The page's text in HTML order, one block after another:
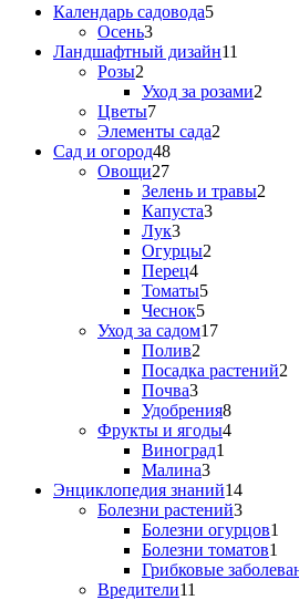
Календарь садовода5
Осень3
Ландшафтный дизайн11
Розы2
Уход за розами2
Цветы7
Элементы сада2
Сад и огород48
Овощи27
Зелень и травы2
Капуста3
Лук3
Огурцы2
Перец4
Томаты5
Чеснок5
Уход за садом17
Полив2
Посадка растений2
Почва3
Удобрения8
Фрукты и ягоды4
Виноград1
Малина3
Энциклопедия знаний14
Болезни растений3
Болезни огурцов1
Болезни томатов1
Грибковые
Вредители11